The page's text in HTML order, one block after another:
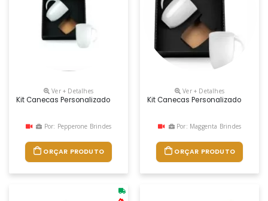
Ver + Detalhes
Kit Canecas Personalizado
Por: Pepperone Brindes
ORÇAR PRODUTO
Ver + Detalhes
Kit Canecas Personalizado
Por: Maggenta Brindes
ORÇAR PRODUTO